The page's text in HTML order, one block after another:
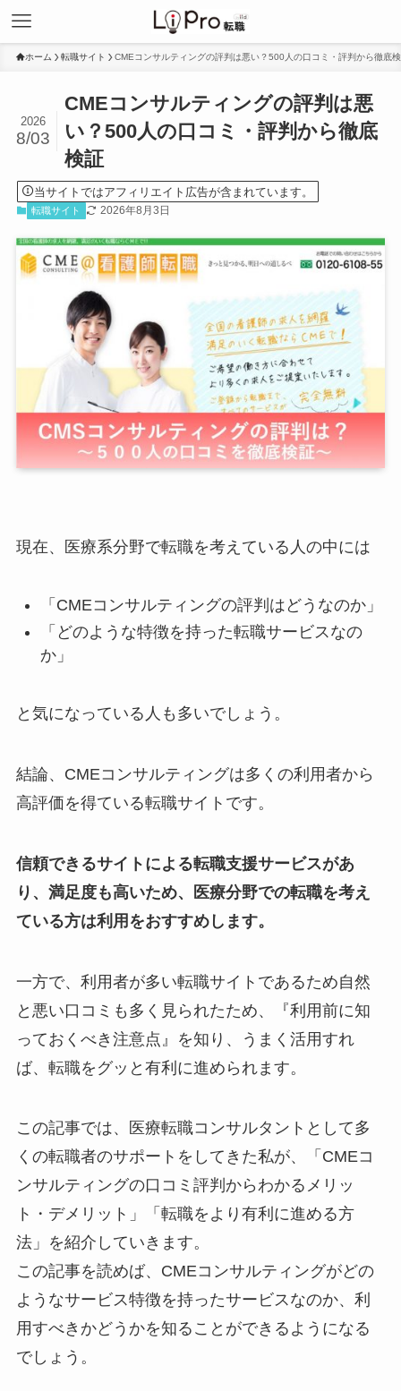
ホーム 転職サイト CMEコンサルティングの評判は悪い？500人の口コミ・評判から徹底
CMEコンサルティングの評判は悪
い？500人の口コミ・評判から徹底
検証
2026
8/03
当サイトではアフィリエイト広告が含まれています。
転職サイト 2026年8月3日
現在、医療系分野で転職を考えている人の中には
「CMEコンサルティングの評判はどうなのか」
「どのような特徴を持った転職サービスなの
か」
と気になっている人も多いでしょう。
結論、CMEコンサルティングは多くの利用者から
高評価を得ている転職サイトです。
信頼できるサイトによる転職支援サービスがあ
り、満足度も高いため、医療分野での転職を考え
ている方は利用をおすすめします。
一方で、利用者が多い転職サイトであるため自然
と悪い口コミも多く見られたため、『利用前に知
っておくべき注意点』を知り、うまく活用すれ
ば、転職をグッと有利に進められます。
この記事では、医療転職コンサルタントとして多
くの転職者のサポートをしてきた私が、「CMEコ
ンサルティングの口コミ評判からわかるメリッ
ト・デメリット」「転職をより有利に進める方
法」を紹介していきます。
この記事を読めば、CMEコンサルティングがどの
ようなサービス特徴を持ったサービスなのか、利
用すべきかどうかを知ることができるようになる
でしょう。